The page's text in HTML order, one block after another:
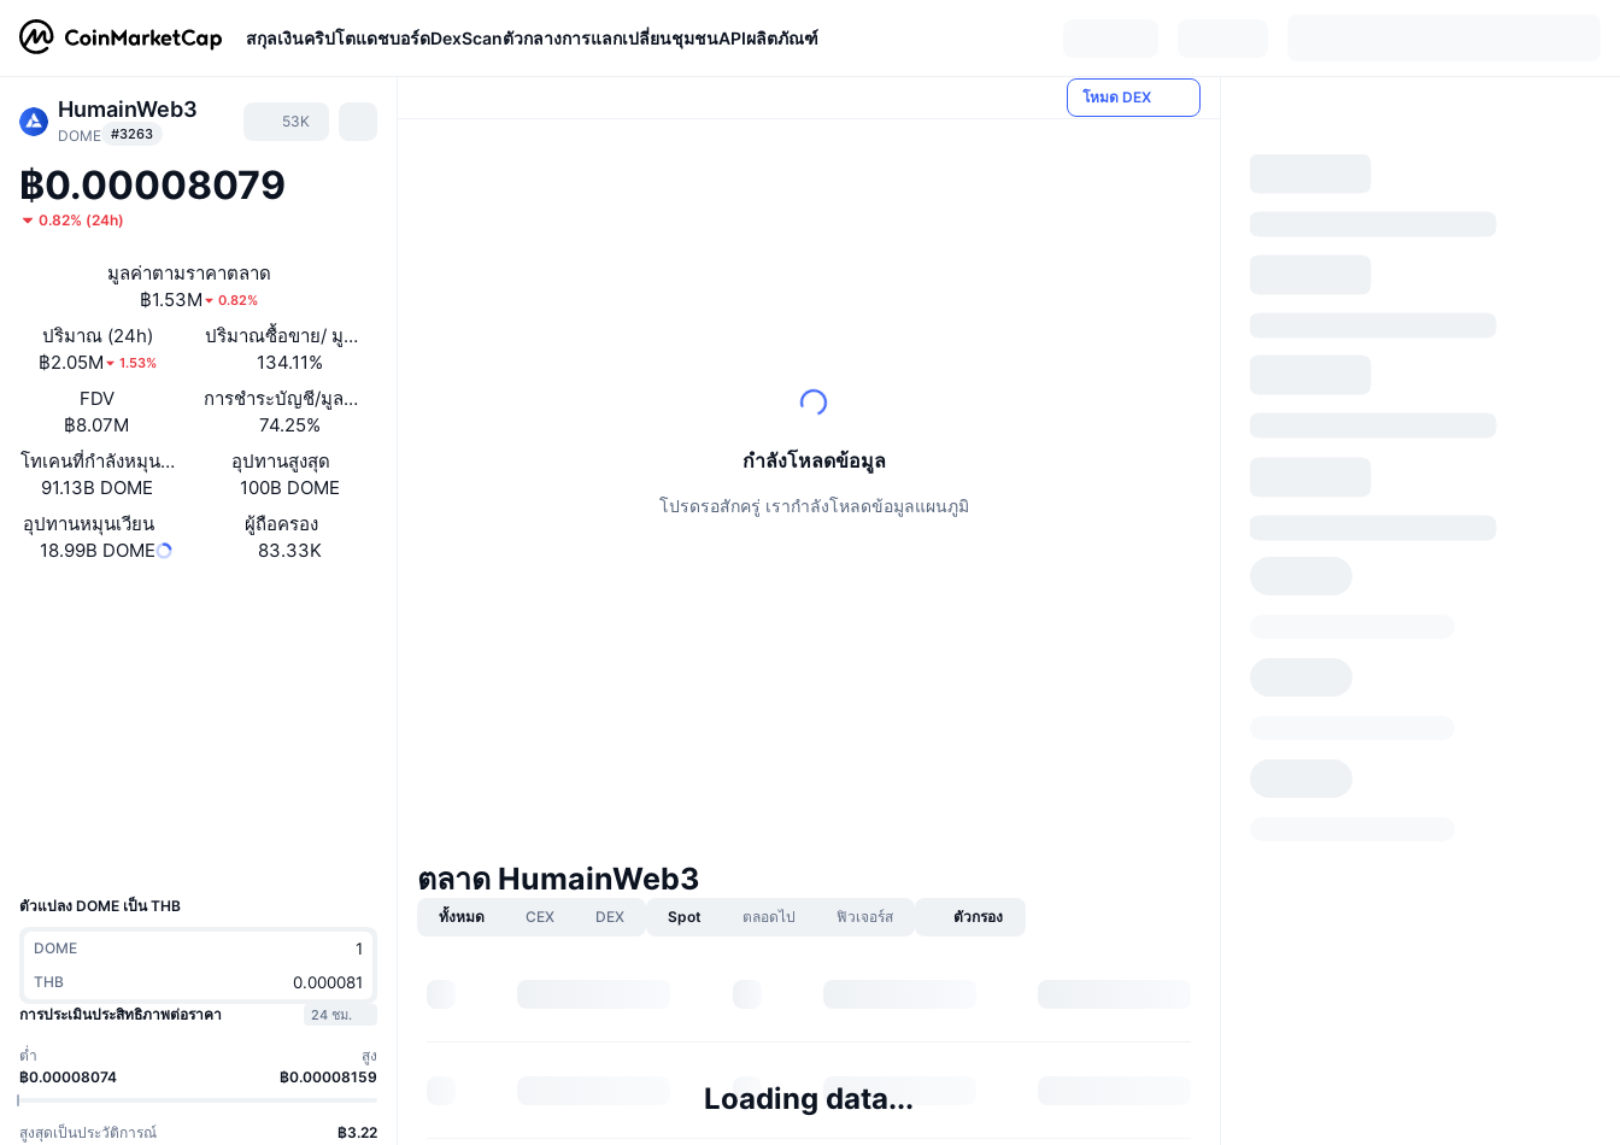
สกุลเงินคริปโตแดชบอร์ดDexScanตัวกลางการแลกเปลี่ยนชุมชนAPIผลิตภัณฑ์
HumainWeb3
DOME #3263
53K
฿0.00008079
0.82% (24h)
มูลค่าตามราคาตลาด
฿1.53M
0.82%
ปริมาณ (24h)
฿2.05M
1.53%
ปริมาณซื้อขาย/ มูลค่าหลักทรัพย์ตามราคาตลาด (24 ชม.)
134.11%
FDV
฿8.07M
การชำระบัญชี/มูลค่าตลาด
74.25%
โทเคนที่กำลังหมุนเวียนหรือถูกล็อค
91.13B DOME
อุปทานสูงสุด
100B DOME
อุปทานหมุนเวียน
18.99B DOME
ผู้ถือครอง
83.33K
ตัวแปลง DOME เป็น THB
DOME
THB
การประเมินประสิทธิภาพต่อราคา
24 ชม.
ต่ำ
฿0.00008074
สูง
฿0.00008159
สูงสุดเป็นประวัติการณ์ ฿3.22
โหมด DEX
กำลังโหลดข้อมูล
โปรดรอสักครู่ เรากำลังโหลดข้อมูลแผนภูมิ
ตลาด HumainWeb3
ทั้งหมด CEX DEX Spot ตลอดไป ฟิวเจอร์ส ตัวกรอง
Loading data...